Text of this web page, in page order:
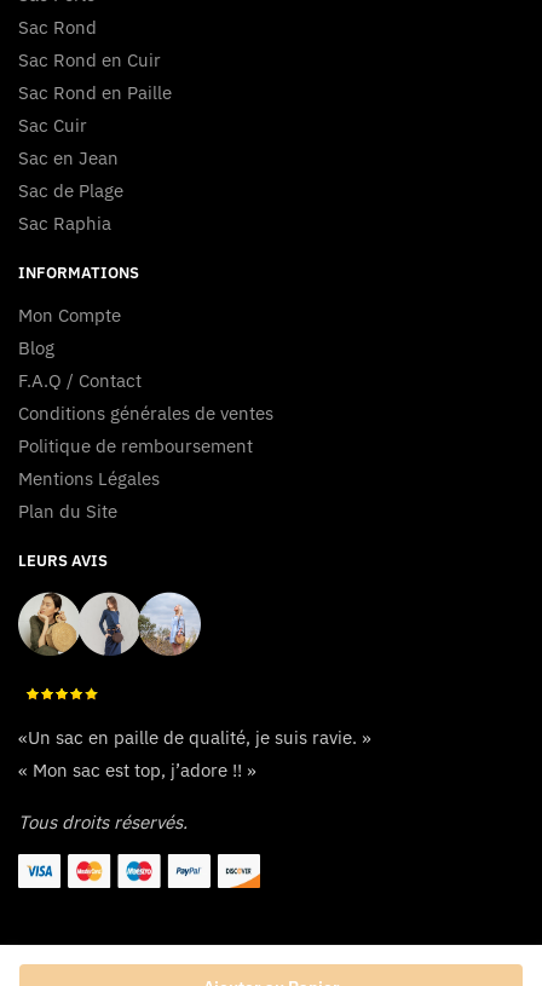
Sac Rond
Sac Rond en Cuir
Sac Rond en Paille
Sac Cuir
Sac en Jean
Sac de Plage
Sac Raphia
INFORMATIONS
Mon Compte
Blog
F.A.Q / Contact
Conditions générales de ventes
Politique de remboursement
Mentions Légales
Plan du Site
LEURS AVIS
«Un sac en paille de qualité, je suis ravie. »
« Mon sac est top, j’adore !! »
Tous droits réservés.